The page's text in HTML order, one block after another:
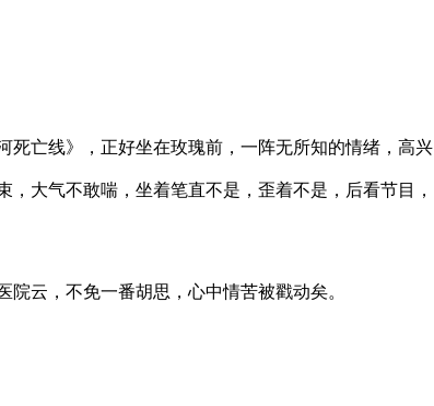
亡线》，正好坐在玫瑰前，一阵无所知的情绪，高兴
大气不敢喘，坐着笔直不是，歪着不是，后看节目
云，不免一番胡思，心中情苦被戳动矣。